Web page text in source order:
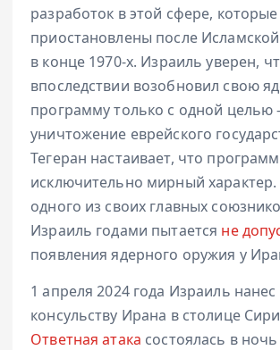
разработок в этой сфере,
приостановлены после
в конце 1970-х. Израиль уверен,
впоследствии возобновил свою
программу только с одной
уничтожение еврейского
Тегеран настаивает, что
исключительно мирный
одного из своих главных
Израиль годами пытается не
появления ядерного оружия у
1 апреля 2024 года Израиль
консульству Ирана в столице
Ответная атака состоялась в